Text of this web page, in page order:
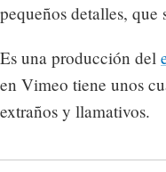
pequeños detalles, que
Es una producción del
en Vimeo tiene unos
extraños y llamativos.